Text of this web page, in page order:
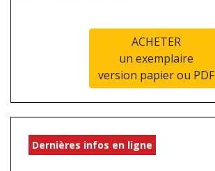
ACHETER
un exemplaire
version papier ou PDF
Dernières infos en ligne